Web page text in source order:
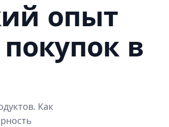
опыт
в
Как